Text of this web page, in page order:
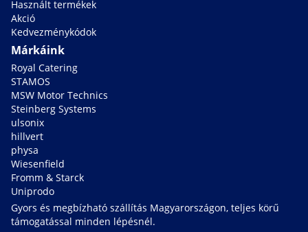
Használt termékek
Akció
Kedvezménykódok
Márkáink
Royal Catering
STAMOS
MSW Motor Technics
Steinberg Systems
ulsonix
hillvert
physa
Wiesenfield
Fromm & Starck
Uniprodo
Gyors és megbízható szállítás Magyarországon, teljes körű
támogatással minden lépésnél.